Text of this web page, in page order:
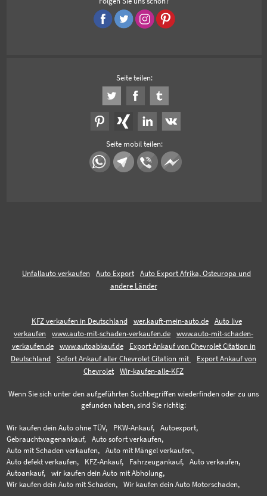
Seite teilen:
Seite mobil teilen:
Unfallauto verkaufen Auto Export
Auto Export Afrika, Osteuropa und
andere Länder
KFZ verkaufen in Deutschland wer.kauft-mein-auto.de
Auto live
verkaufen
www.auto-mit-schaden-verkaufen.de
www.auto-mit-schaden-
verkaufen.de
www.autoabkauf.de
Export Ankauf von Chevrolet Citation in
Deutschland
Sofort Ankauf aller Chevrolet Citation mit
Export Ankauf von
Chevrolet
Wir-kaufen-alle-KFZ
Wenn Sie sich unter den aufgeführten Suchbegriffen wiederfinden oder zu uns
gefunden haben, sind Sie richtig:
Wir kaufen dein Auto ohne TÜV, PKW-Ankauf,
Autoexport,
Gebrauchtwagenankauf,
Auto sofort verkaufen,
Auto mit Schaden verkaufen,
Auto mit Mängel verkaufen,
Auto defekt verkaufen,
KFZ-Ankauf, Fahrzeugankauf,
Auto verkaufen,
Autoankauf,
wir kaufen dein Auto mit Abholung,
Wir kaufen dein Auto mit Schaden,
Wir kaufen dein Auto Motorschaden,